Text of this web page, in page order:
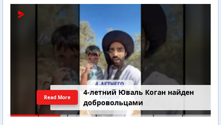
4-летний Юваль Коган найден
добровольцами
Read More